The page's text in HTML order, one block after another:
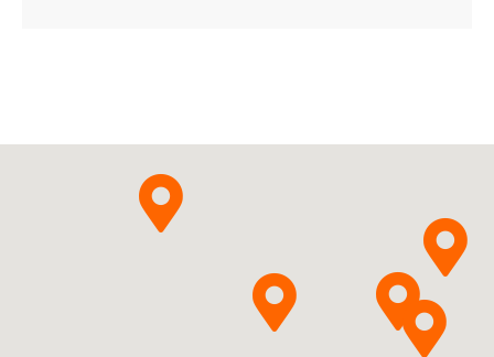
Berlin-Chemie AG